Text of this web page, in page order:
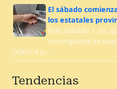
El sábado
los estatales
Este sábado 1 de
cronograma de
pública p…
Tendencias